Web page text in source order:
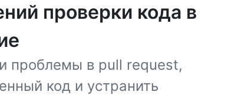
проверки кода в
проблемы в pull request,
код и устранить